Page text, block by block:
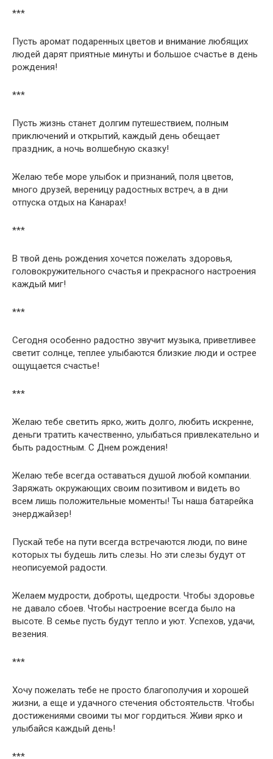
***
Пусть аромат подаренных цветов и внимание любящих
людей дарят приятные минуты и большое счастье в день
рождения!
***
Пусть жизнь станет долгим путешествием, полным
приключений и открытий, каждый день обещает
праздник, а ночь волшебную сказку!
Желаю тебе море улыбок и признаний, поля цветов,
много друзей, вереницу радостных встреч, а в дни
отпуска отдых на Канарах!
***
В твой день рождения хочется пожелать здоровья,
головокружительного счастья и прекрасного настроения
каждый миг!
***
Сегодня особенно радостно звучит музыка, приветливее
светит солнце, теплее улыбаются близкие люди и острее
ощущается счастье!
***
Желаю тебе светить ярко, жить долго, любить искренне,
деньги тратить качественно, улыбаться привлекательно и
быть радостным. С Днем рождения!
Желаю тебе всегда оставаться душой любой компании.
Заряжать окружающих своим позитивом и видеть во
всем лишь положительные моменты! Ты наша батарейка
энерджайзер!
Пускай тебе на пути всегда встречаются люди, по вине
которых ты будешь лить слезы. Но эти слезы будут от
неописуемой радости.
Желаем мудрости, доброты, щедрости. Чтобы здоровье
не давало сбоев. Чтобы настроение всегда было на
высоте. В семье пусть будут тепло и уют. Успехов, удачи,
везения.
***
Хочу пожелать тебе не просто благополучия и хорошей
жизни, а еще и удачного стечения обстоятельств. Чтобы
достижениями своими ты мог гордиться. Живи ярко и
улыбайся каждый день!
***